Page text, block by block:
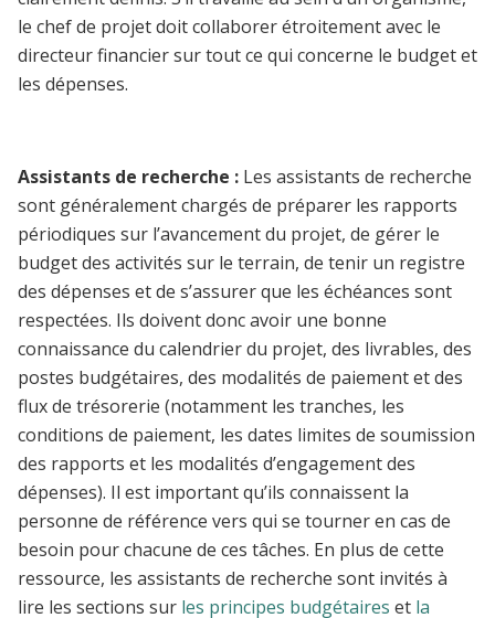
le chef de projet doit collaborer étroitement avec le
directeur financier sur tout ce qui concerne le budget et
les dépenses.
Assistants de recherche : Les assistants de recherche
sont généralement chargés de préparer les rapports
périodiques sur l’avancement du projet, de gérer le
budget des activités sur le terrain, de tenir un registre
des dépenses et de s’assurer que les échéances sont
respectées. Ils doivent donc avoir une bonne
connaissance du calendrier du projet, des livrables, des
postes budgétaires, des modalités de paiement et des
flux de trésorerie (notamment les tranches, les
conditions de paiement, les dates limites de soumission
des rapports et les modalités d’engagement des
dépenses). Il est important qu’ils connaissent la
personne de référence vers qui se tourner en cas de
besoin pour chacune de ces tâches. En plus de cette
ressource, les assistants de recherche sont invités à
lire les sections sur les principes budgétaires et la